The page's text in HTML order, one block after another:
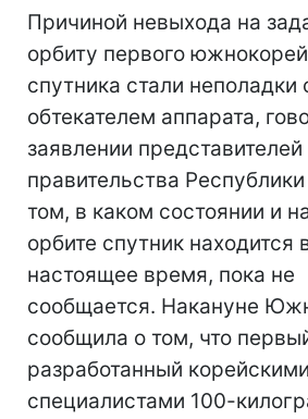
Причиной невыхода на
орбиту первого
спутника стали неполадки
обтекателем аппарата,
заявлении представителей
правительства
том, в каком состоянии и
орбите спутник находится
настоящее время, пока не
сообщается. Накануне
сообщила о том, что
разработанный корейскими
специалистами 100-